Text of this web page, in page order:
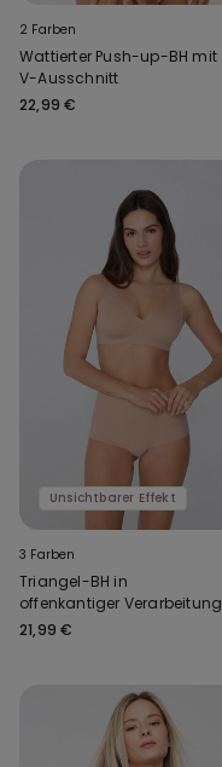
2 Farben
Wattierter Push-up-BH mit
V-Ausschnitt
22,99 €
Unsichtbarer Effekt
3 Farben
Triangel-BH in
offenkantiger Verarbeitung
Natural Lifting
21,99 €